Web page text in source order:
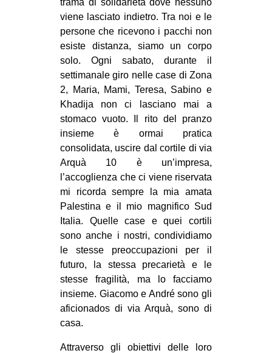
viene lasciato indietro. Tra noi e le
persone che ricevono i pacchi non
esiste distanza, siamo un corpo
solo. Ogni sabato, durante il
settimanale giro nelle case di Zona
2, Maria, Mami, Teresa, Sabino e
Khadija non ci lasciano mai a
stomaco vuoto. Il rito del pranzo
insieme è ormai pratica
consolidata, uscire dal cortile di via
Arquà 10 è un’impresa,
l’accoglienza che ci viene riservata
mi ricorda sempre la mia amata
Palestina e il mio magnifico Sud
Italia. Quelle case e quei cortili
sono anche i nostri, condividiamo
le stesse preoccupazioni per il
futuro, la stessa precarietà e le
stesse fragilità, ma lo facciamo
insieme. Giacomo e André sono gli
aficionados di via Arquà, sono di
casa.
Attraverso gli obiettivi delle loro